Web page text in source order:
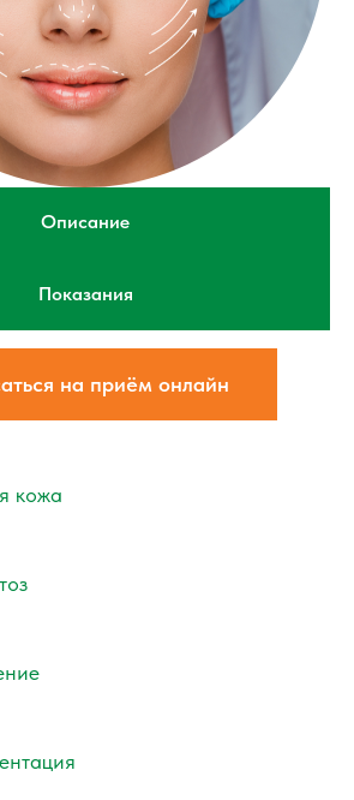
Описание
Показания
на приём онлайн
кожа